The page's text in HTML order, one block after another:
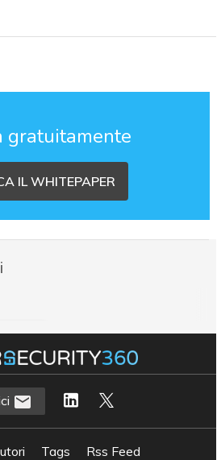
gratuitamente
IL WHITEPAPER
Tags
Rss Feed